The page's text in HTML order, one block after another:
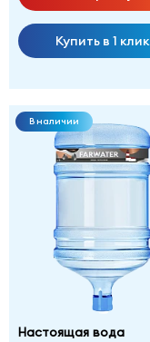
Купить в 1 клик
В наличии
Настоящая вода